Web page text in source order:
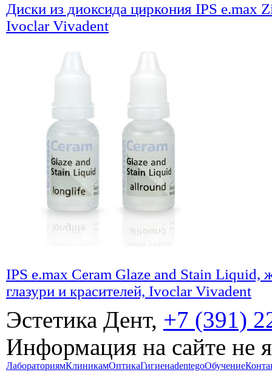
Диски из диоксида циркония IPS
Ivoclar Vivadent
IPS e.max Ceram Glaze and Stain Liquid,
глазури и красителей, Ivoclar Vivadent
Эстетика Дент, +7 (391)
Информация на сайте не
ЛабораториямКлиникамОптикаГигиенаdentegoОбучение